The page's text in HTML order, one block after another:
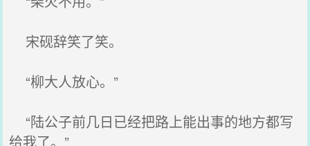
宋砚辞笑了笑。
“柳大人放心。”
“陆公子前几日已经把路上能出事的地方都写
给我了。”